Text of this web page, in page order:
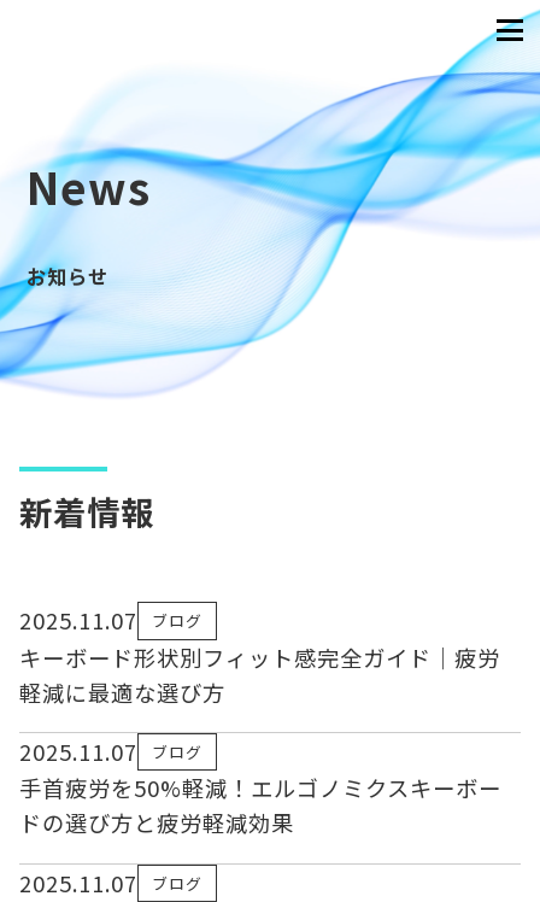
News
お知らせ
新着情報
2025.11.07 ブログ
キーボード形状別フィット感完全ガイド｜疲労
軽減に最適な選び方
2025.11.07
ブログ
手首疲労を50%軽減！エルゴノミクスキーボー
ドの選び方と疲労軽減効果
2025.11.07
ブログ